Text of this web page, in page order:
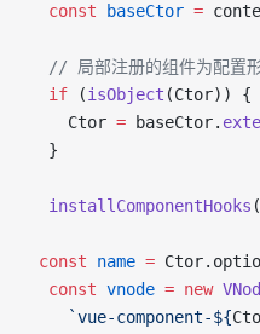
  const
baseCtor =
// 局部注册的组件为配置
  if
(isObject (Ctor)) {
    Ctor
= baseCtor.
  }
  installComponentHooks
const name =
  const
vnode = new
    `vue-component-${